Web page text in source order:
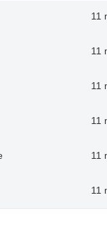
11
11
11
11
11
11